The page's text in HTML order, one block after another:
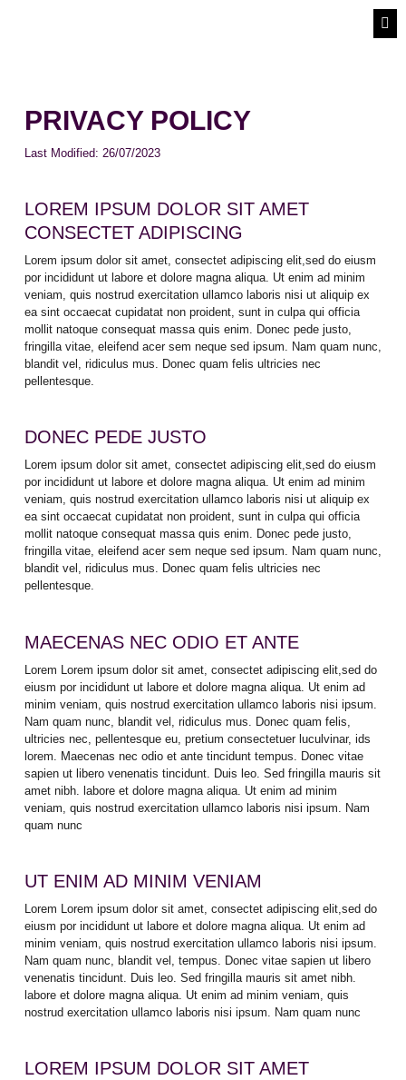
PRIVACY POLICY
Last Modified: 26/07/2023
LOREM IPSUM DOLOR SIT AMET
CONSECTET ADIPISCING
Lorem ipsum dolor sit amet, consectet adipiscing elit,sed do eiusm
por incididunt ut labore et dolore magna aliqua. Ut enim ad minim
veniam, quis nostrud exercitation ullamco laboris nisi ut aliquip ex
ea sint occaecat cupidatat non proident, sunt in culpa qui officia
mollit natoque consequat massa quis enim. Donec pede justo,
fringilla vitae, eleifend acer sem neque sed ipsum. Nam quam nunc,
blandit vel, ridiculus mus. Donec quam felis ultricies nec
pellentesque.
DONEC PEDE JUSTO
Lorem ipsum dolor sit amet, consectet adipiscing elit,sed do eiusm
por incididunt ut labore et dolore magna aliqua. Ut enim ad minim
veniam, quis nostrud exercitation ullamco laboris nisi ut aliquip ex
ea sint occaecat cupidatat non proident, sunt in culpa qui officia
mollit natoque consequat massa quis enim. Donec pede justo,
fringilla vitae, eleifend acer sem neque sed ipsum. Nam quam nunc,
blandit vel, ridiculus mus. Donec quam felis ultricies nec
pellentesque.
MAECENAS NEC ODIO ET ANTE
Lorem Lorem ipsum dolor sit amet, consectet adipiscing elit,sed do
eiusm por incididunt ut labore et dolore magna aliqua. Ut enim ad
minim veniam, quis nostrud exercitation ullamco laboris nisi ipsum.
Nam quam nunc, blandit vel, ridiculus mus. Donec quam felis,
ultricies nec, pellentesque eu, pretium consectetuer luculvinar, ids
lorem. Maecenas nec odio et ante tincidunt tempus. Donec vitae
sapien ut libero venenatis tincidunt. Duis leo. Sed fringilla mauris sit
amet nibh. labore et dolore magna aliqua. Ut enim ad minim
veniam, quis nostrud exercitation ullamco laboris nisi ipsum. Nam
quam nunc
UT ENIM AD MINIM VENIAM
Lorem Lorem ipsum dolor sit amet, consectet adipiscing elit,sed do
eiusm por incididunt ut labore et dolore magna aliqua. Ut enim ad
minim veniam, quis nostrud exercitation ullamco laboris nisi ipsum.
Nam quam nunc, blandit vel, tempus. Donec vitae sapien ut libero
venenatis tincidunt. Duis leo. Sed fringilla mauris sit amet nibh.
labore et dolore magna aliqua. Ut enim ad minim veniam, quis
nostrud exercitation ullamco laboris nisi ipsum. Nam quam nunc
LOREM IPSUM DOLOR SIT AMET